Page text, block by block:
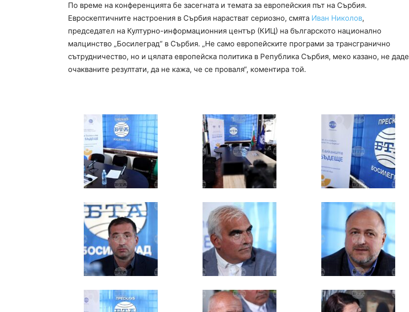
По време на конференцията бе засегната и темата за европейския път на Сърбия.
Евроскептичните настроения в Сърбия нарастват сериозно, смята Иван Николов,
председател на Културно-информационния център (КИЦ) на българското национално
малцинство „Босилеград“ в Сърбия. „Не само европейските програми за трансгранично
сътрудничество, но и цялата европейска политика в Република Сърбия, меко казано, не даде
очакваните резултати, да не кажа, че се проваля“, коментира той.